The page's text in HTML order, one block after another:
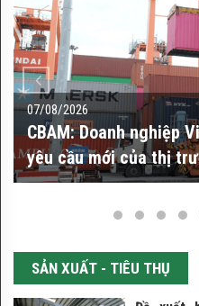
MIỀN
Miền
Bắc
Miền
Nam
07/08/2026
Thứ trưởng Bộ Công
đường cho doanh
SẢN XUẤT - TIÊU THỤ